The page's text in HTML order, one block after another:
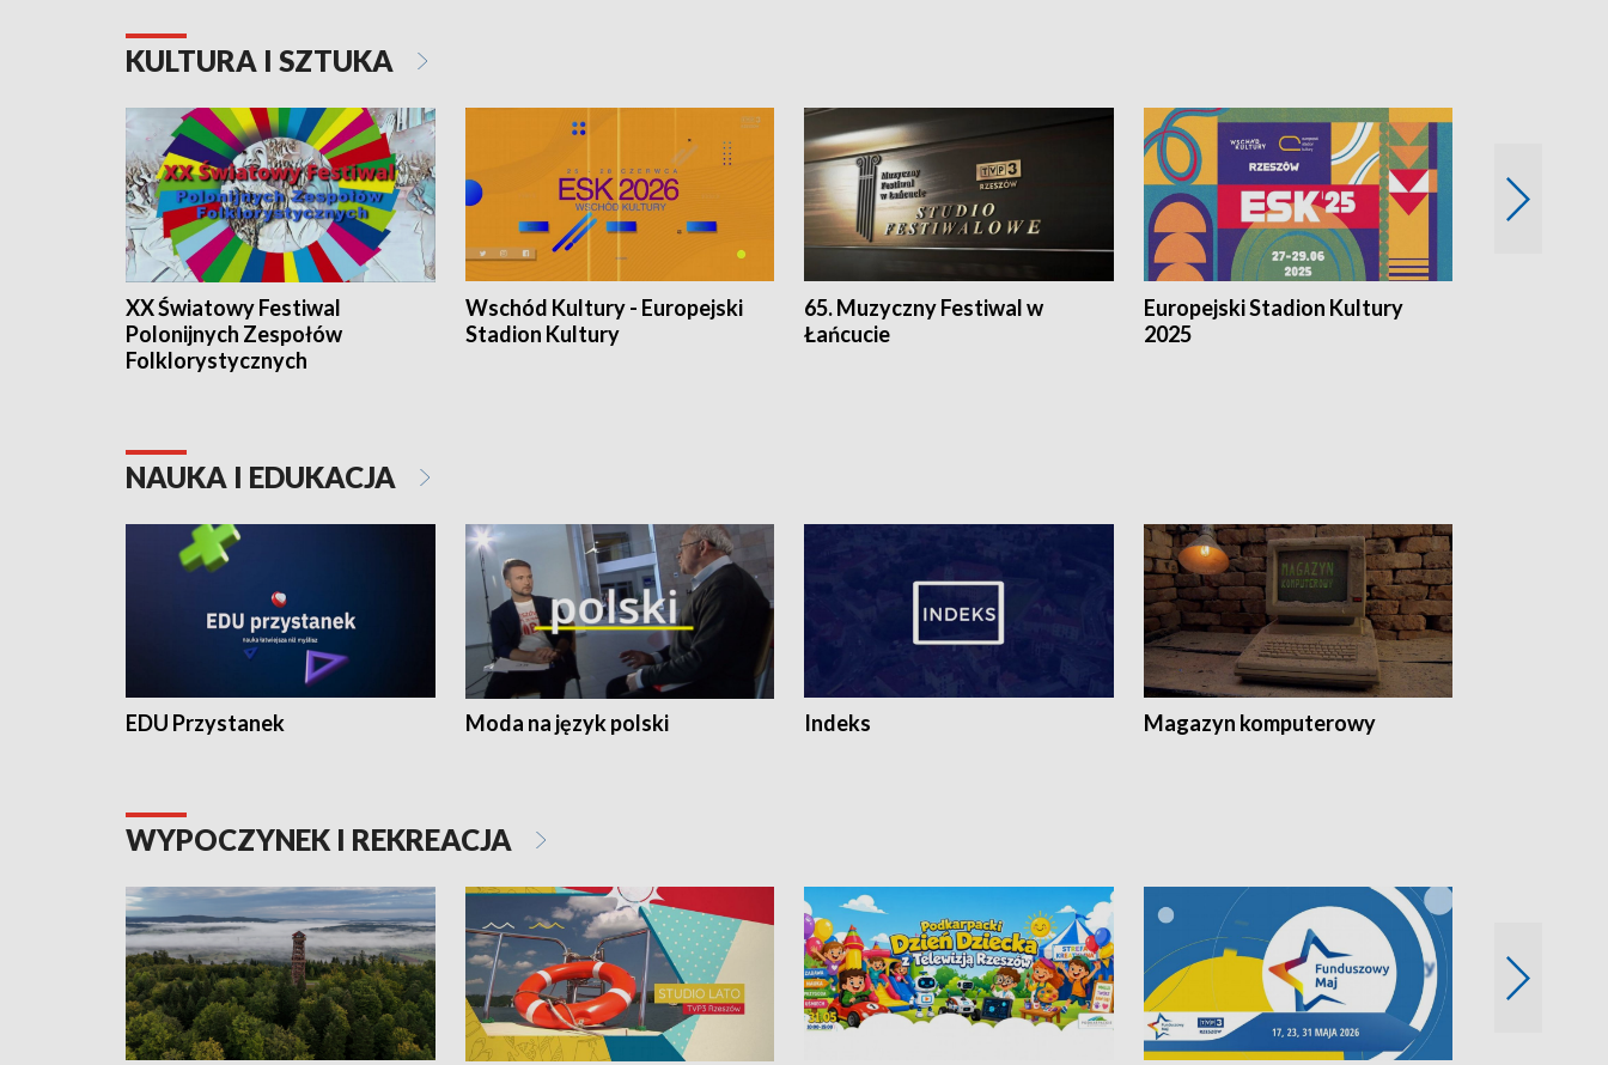
KULTURA I SZTUKA
XX Światowy Festiwal
Polonijnych Zespołów
Folklorystycznych
Wschód Kultury - Europejski
Stadion Kultury
65. Muzyczny Festiwal w
Łańcucie
Europejski Stadion Kultury
2025
NAUKA I EDUKACJA
EDU Przystanek Moda na język polski Indeks Magazyn komputerowy
WYPOCZYNEK I REKREACJA